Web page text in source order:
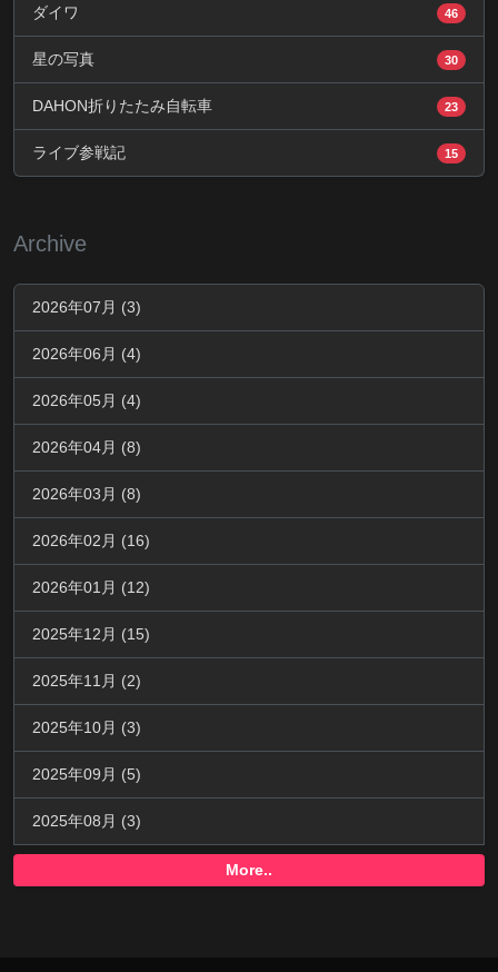
ダイワ 46
星の写真 30
DAHON折りたたみ自転車 23
ライブ参戦記 15
Archive
2026年07月 (3)
2026年06月 (4)
2026年05月 (4)
2026年04月 (8)
2026年03月 (8)
2026年02月 (16)
2026年01月 (12)
2025年12月 (15)
2025年11月 (2)
2025年10月 (3)
2025年09月 (5)
2025年08月 (3)
More..